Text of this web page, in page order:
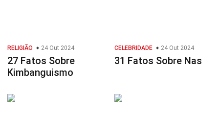
RELIGIÃO 24 Out 2024
27 Fatos Sobre
Kimbanguismo
CELEBRIDADE 24 Out 2024
31 Fatos Sobre Nas